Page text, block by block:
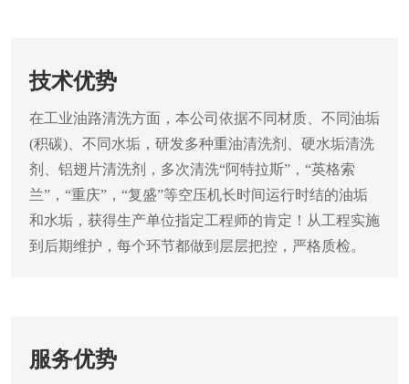
技术优势
在工业油路清洗方面，本公司依据不同材质、不同油垢
(积碳)、不同水垢，研发多种重油清洗剂、硬水垢清洗
剂、铝翅片清洗剂，多次清洗“阿特拉斯”，“英格索
兰”，“重庆”，“复盛”等空压机长时间运行时结的油垢
和水垢，获得生产单位指定工程师的肯定！从工程实施
到后期维护，每个环节都做到层层把控，严格质检。
服务优势